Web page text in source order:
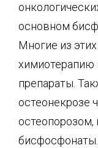
основном
Многие из
химиотерапию
препараты.
остеонекрозе
бисфосфонаты.